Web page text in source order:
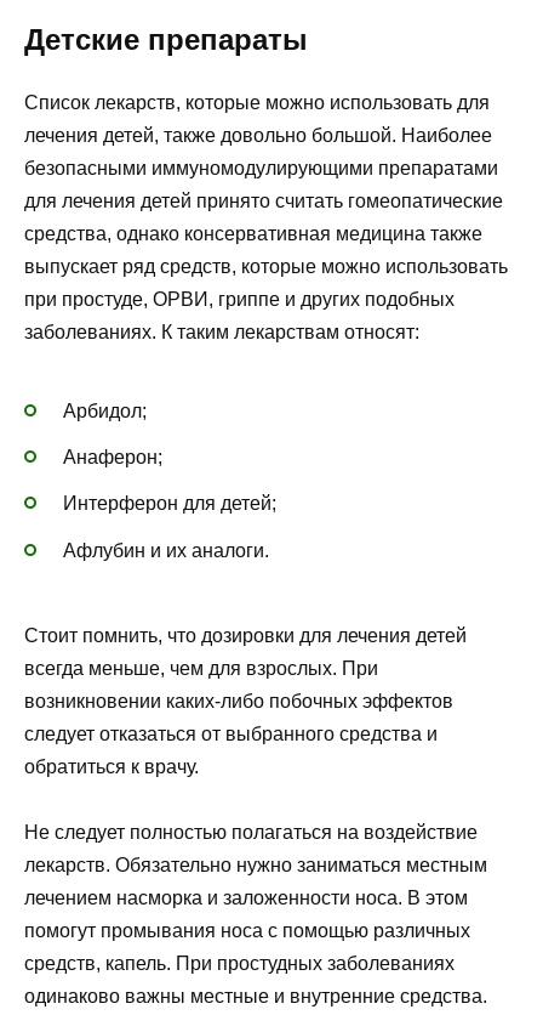
Детские препараты
Список лекарств, которые можно использовать для
лечения детей, также довольно большой. Наиболее
безопасными иммуномодулирующими препаратами
для лечения детей принято считать гомеопатические
средства, однако консервативная медицина также
выпускает ряд средств, которые можно использовать
при простуде, ОРВИ, гриппе и других подобных
заболеваниях. К таким лекарствам относят:
Арбидол;
Анаферон;
Интерферон для детей;
Афлубин и их аналоги.
Стоит помнить, что дозировки для лечения детей
всегда меньше, чем для взрослых. При
возникновении каких-либо побочных эффектов
следует отказаться от выбранного средства и
обратиться к врачу.
Не следует полностью полагаться на воздействие
лекарств. Обязательно нужно заниматься местным
лечением насморка и заложенности носа. В этом
помогут промывания носа с помощью различных
средств, капель. При простудных заболеваниях
одинаково важны местные и внутренние средства.